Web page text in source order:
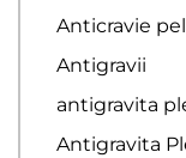
Anticravie
Antigravii
antigravita
Antigravita